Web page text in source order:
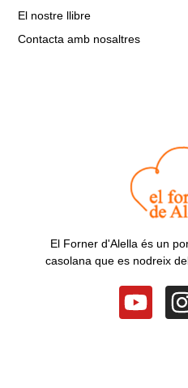
El Forner d'Alella és un
casolana que es nodreix
Y
o
I
El nostre llibre
Contacta amb nosaltres